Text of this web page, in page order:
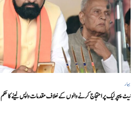
بہار
نیٹ پیپر لیک پر احتجاج کرنے والوں کے خلاف مقدمات واپس لینے کا حکم